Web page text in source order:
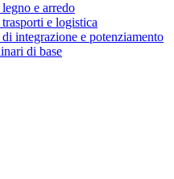
e arredo
e logistica
integrazione e potenziamento
di base